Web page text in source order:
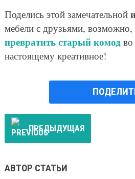
Поделись этой замечательной
мебели с друзьями, возможно,
превратить старый комод
настоящему креативное!
ПРЕДЫДУЩАЯ
АВТОР СТАТЬИ